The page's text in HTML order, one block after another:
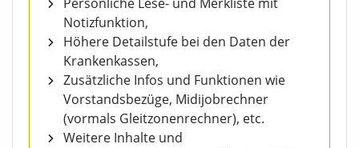
Notizfunktion,
Höhere Detailstufe bei den Daten der
Krankenkassen,
Zusätzliche Infos und Funktionen wie
Vorstandsbezüge, Midijobrechner
(vormals Gleitzonenrechner), etc.
Weitere Inhalte und